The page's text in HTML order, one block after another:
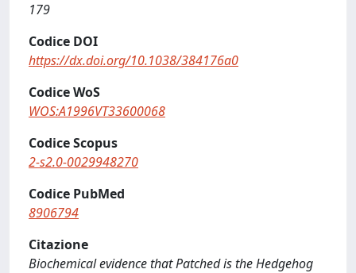
179
Codice DOI
https://dx.doi.org/10.1038/384176a0
Codice WoS
WOS:A1996VT33600068
Codice Scopus
2-s2.0-0029948270
Codice PubMed
8906794
Citazione
Biochemical evidence that Patched is the Hedgehog